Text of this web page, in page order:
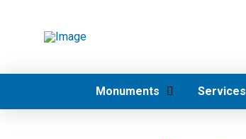
Monuments Services